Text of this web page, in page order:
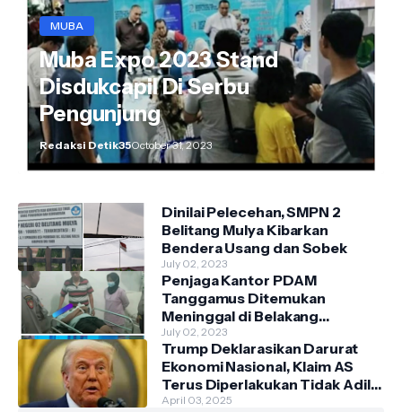
MUBA
Muba Expo 2023 Stand
Disdukcapil Di Serbu
Pengunjung
Redaksi Detik35October 31, 2023
Dinilai Pelecehan, SMPN 2
Belitang Mulya Kibarkan
Bendera Usang dan Sobek
July 02, 2023
Penjaga Kantor PDAM
Tanggamus Ditemukan
Meninggal di Belakang
Kantornya.
July 02, 2023
Trump Deklarasikan Darurat
Ekonomi Nasional, Klaim AS
Terus Diperlakukan Tidak Adil
oleh Negara Asing"
April 03, 2025